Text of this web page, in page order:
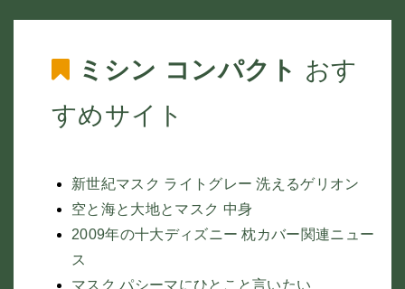
ミシン コンパクト おす
すめサイト
新世紀マスク ライトグレー 洗えるゲリオン
空と海と大地とマスク 中身
2009年の十大ディズニー 枕カバー関連ニュー
ス
マスク パシーマにひとこと言いたい